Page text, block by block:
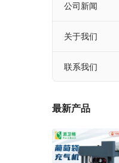
公司新闻
关于我们
联系我们
最新产品